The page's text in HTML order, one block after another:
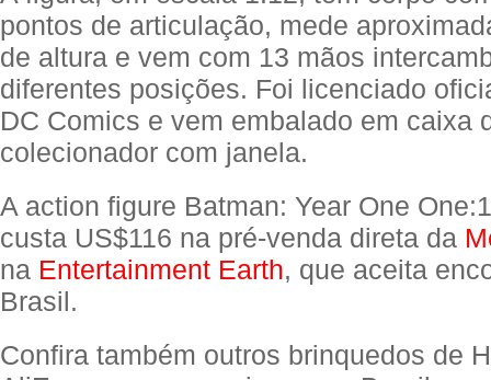
pontos de articulação, mede
de altura e vem com 13 mãos
diferentes posições. Foi licenciado
DC Comics e vem embalado em caixa
colecionador com janela.​​
A action figure Batman: Year One
custa US$116 na pré-venda direta da
na Entertainment Earth, que aceita
Brasil.
Confira também outros brinquedos de